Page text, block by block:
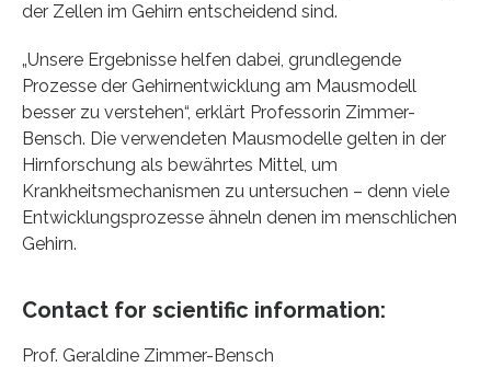
der Zellen im Gehirn entscheidend sind.
„Unsere Ergebnisse helfen dabei, grundlegende
Prozesse der Gehirnentwicklung am Mausmodell
besser zu verstehen“, erklärt Professorin Zimmer-
Bensch. Die verwendeten Mausmodelle gelten in der
Hirnforschung als bewährtes Mittel, um
Krankheitsmechanismen zu untersuchen – denn viele
Entwicklungsprozesse ähneln denen im menschlichen
Gehirn.
Contact for scientific information:
Prof. Geraldine Zimmer-Bensch